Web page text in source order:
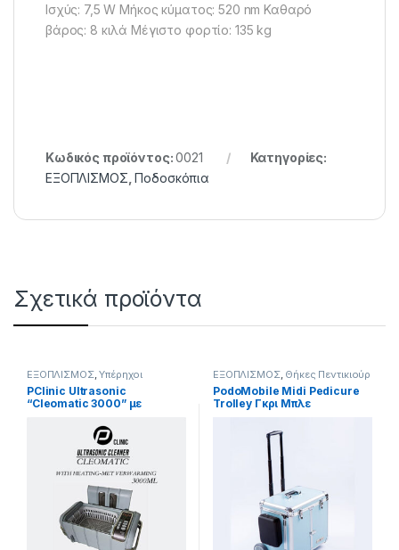
Ισχύς: 7,5 W Μήκος κύματος: 520 nm Καθαρό
βάρος: 8 κιλά Μέγιστο φορτίο: 135 kg
Κωδικός προϊόντος:0021
Κατηγορίες:
ΕΞΟΠΛΙΣΜΟΣ ,Ποδοσκόπια
Σχετικά προϊόντα
ΕΞΟΠΛΙΣΜΟΣ,Υπέρηχοι
PClinic Ultrasonic
“Cleomatic 3000” με
χρονοδιακόπτη
ΕΞΟΠΛΙΣΜΟΣ, Θήκες Πεντικιούρ
PodoMobile Midi Pedicure
Trolley Γκρι Μπλε